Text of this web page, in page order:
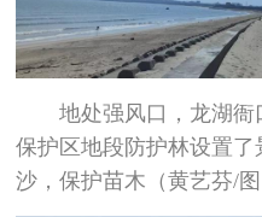
地处强风口，龙湖
保护区地段防护林设置
沙，保护苗木（黄艺芬/图